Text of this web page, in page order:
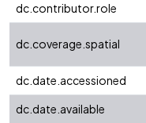
dc.contributor.role
dc.coverage.spatial
dc.date.accessioned
dc.date.available